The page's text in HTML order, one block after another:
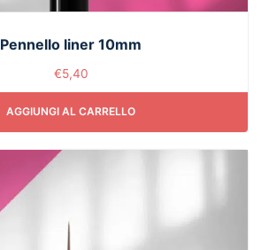
Pennello liner 10mm
€5,40
AGGIUNGI AL CARRELLO